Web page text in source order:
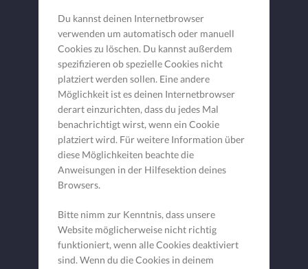
Du kannst deinen Internetbrowser
verwenden um automatisch oder manuell
Cookies zu löschen. Du kannst außerdem
spezifizieren ob spezielle Cookies nicht
platziert werden sollen. Eine andere
Möglichkeit ist es deinen Internetbrowser
derart einzurichten, dass du jedes Mal
benachrichtigt wirst, wenn ein Cookie
platziert wird. Für weitere Information über
diese Möglichkeiten beachte die
Anweisungen in der Hilfesektion deines
Browsers.
Bitte nimm zur Kenntnis, dass unsere
Website möglicherweise nicht richtig
funktioniert, wenn alle Cookies deaktiviert
sind. Wenn du die Cookies in deinem